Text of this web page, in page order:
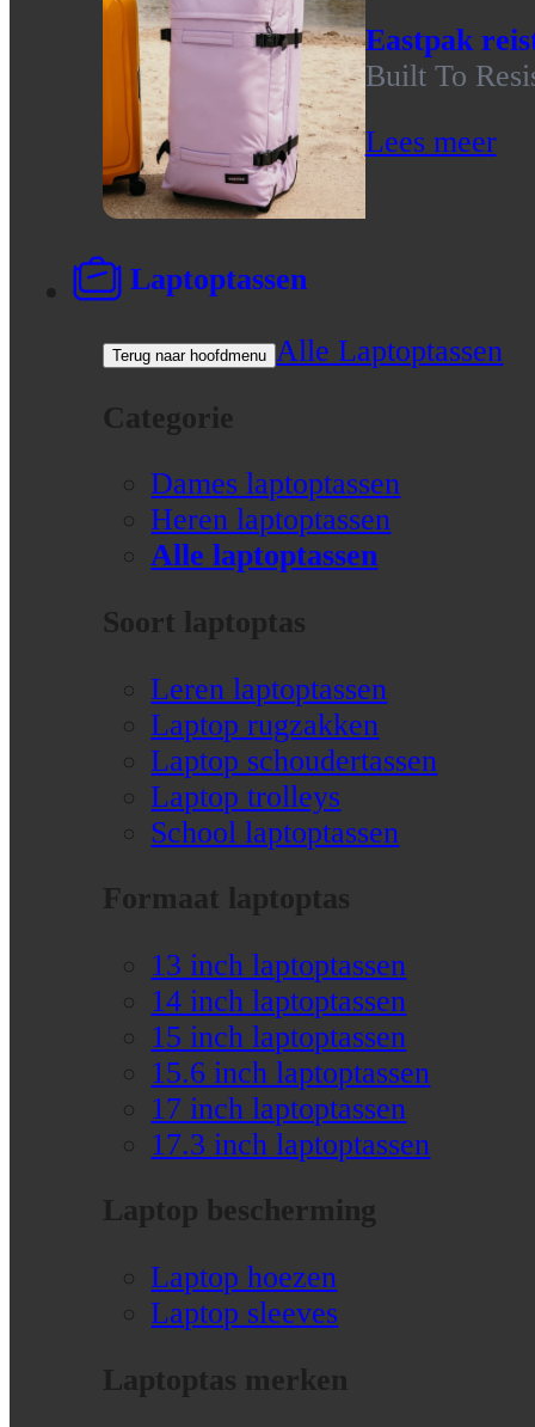
Eastpak
Built To
Lees meer
Laptoptassen
Terug naar hoofdmenu Alle Laptoptassen
Categorie
Dames laptoptassen
Heren laptoptassen
Alle laptoptassen
Soort laptoptas
Leren laptoptassen
Laptop rugzakken
Laptop schoudertassen
Laptop trolleys
School laptoptassen
Formaat laptoptas
13 inch laptoptassen
14 inch laptoptassen
15 inch laptoptassen
15.6 inch laptoptassen
17 inch laptoptassen
17.3 inch laptoptassen
Laptop bescherming
Laptop hoezen
Laptop sleeves
Laptoptas merken